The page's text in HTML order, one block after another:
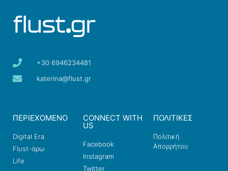
+30 6946234481
katerina@flust.gr
ΠΕΡΙΕΧΟΜΕΝΟ
Digital Era
Flust-άρω
Life
CONNECT WITH
US
Facebook
Instagram
Twitter
ΠΟΛΙΤΙΚΕΣ
Πολιτική
Απορρήτου